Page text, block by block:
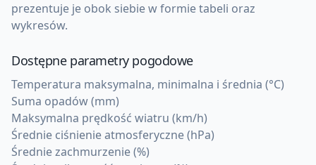
prezentuje je obok siebie w formie tabeli oraz
wykresów.
Dostępne parametry pogodowe
Temperatura maksymalna, minimalna i średnia (°C)
Suma opadów (mm)
Maksymalna prędkość wiatru (km/h)
Średnie ciśnienie atmosferyczne (hPa)
Średnie zachmurzenie (%)